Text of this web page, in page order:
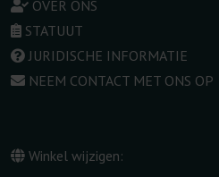
OVER ONS
STATUUT
JURIDISCHE INFORMATIE
NEEM CONTACT MET ONS OP
Winkel wijzigen: